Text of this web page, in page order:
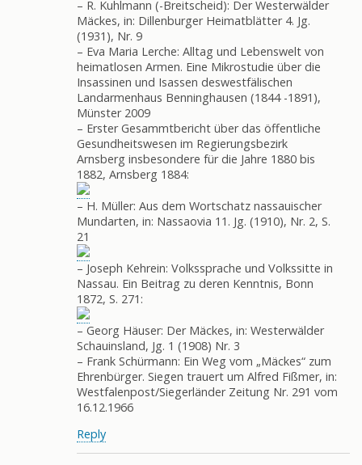
– R. Kuhlmann (-Breitscheid): Der Westerwälder
Mäckes, in: Dillenburger Heimatblätter 4. Jg.
(1931), Nr. 9
– Eva Maria Lerche: Alltag und Lebenswelt von
heimatlosen Armen. Eine Mikrostudie über die
Insassinen und Isassen deswestfälischen
Landarmenhaus Benninghausen (1844 -1891),
Münster 2009
– Erster Gesammtbericht über das öffentliche
Gesundheitswesen im Regierungsbezirk
Arnsberg insbesondere für die Jahre 1880 bis
1882, Arnsberg 1884:
– H. Müller: Aus dem Wortschatz nassauischer
Mundarten, in: Nassaovia 11. Jg. (1910), Nr. 2, S.
21
– Joseph Kehrein: Volkssprache und Volkssitte in
Nassau. Ein Beitrag zu deren Kenntnis, Bonn
1872, S. 271:
– Georg Häuser: Der Mäckes, in: Westerwälder
Schauinsland, Jg. 1 (1908) Nr. 3
– Frank Schürmann: Ein Weg vom „Mäckes“ zum
Ehrenbürger. Siegen trauert um Alfred Fißmer, in:
Westfalenpost/Siegerländer Zeitung Nr. 291 vom
16.12.1966
Reply